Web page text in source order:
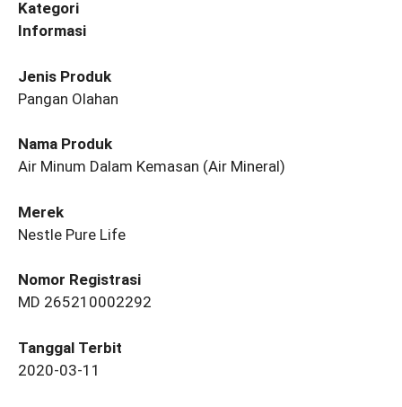
Kategori
Informasi
Jenis Produk
Pangan Olahan
Nama Produk
Air Minum Dalam Kemasan (Air Mineral)
Merek
Nestle Pure Life
Nomor Registrasi
MD 265210002292
Tanggal Terbit
2020-03-11